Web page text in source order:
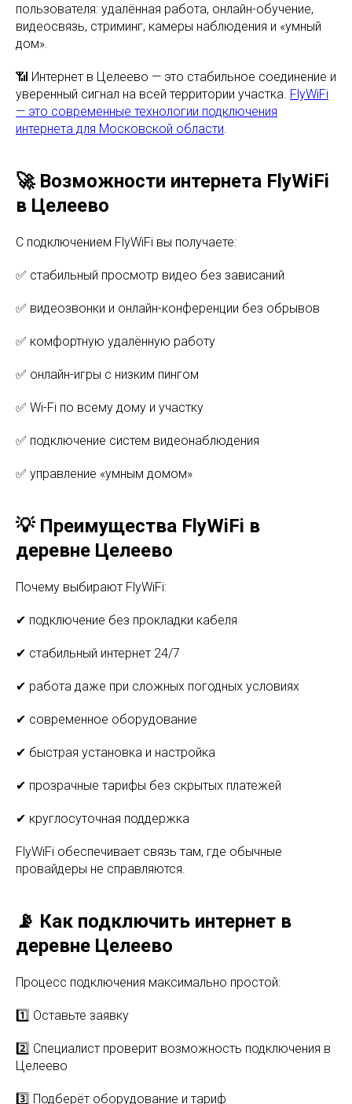
пользователя: удалённая работа, онлайн-обучение,
видеосвязь, стриминг, камеры наблюдения и «умный
дом».
📶 Интернет в Целеево — это стабильное соединение и
уверенный сигнал на всей территории участка. FlyWiFi
— это современные технологии подключения
интернета для Московской области
🚀 Возможности интернета FlyWiFi
в Целеево
С подключением FlyWiFi вы получаете:
✅ стабильный просмотр видео без зависаний
✅ видеозвонки и онлайн-конференции без обрывов
✅ комфортную удалённую работу
✅ онлайн-игры с низким пингом
✅ Wi-Fi по всему дому и участку
✅ подключение систем видеонаблюдения
✅ управление «умным домом»
💡 Преимущества FlyWiFi в
деревне Целеево
Почему выбирают FlyWiFi:
✔ подключение без прокладки кабеля
✔ стабильный интернет 24/7
✔ работа даже при сложных погодных условиях
✔ современное оборудование
✔ быстрая установка и настройка
✔ прозрачные тарифы без скрытых платежей
✔ круглосуточная поддержка
FlyWiFi обеспечивает связь там, где обычные
провайдеры не справляются.
📡 Как подключить интернет в
деревне Целеево
Процесс подключения максимально простой:
1️⃣ Оставьте заявку
2️⃣ Специалист проверит возможность подключения в
Целеево
3️⃣ Подберёт оборудование и тариф